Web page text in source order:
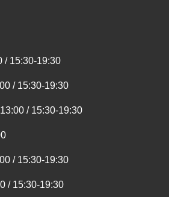
/ 15:30-19:30
/ 15:30-19:30
/ 15:30-19:30
/ 15:30-19:30
/ 15:30-19:30